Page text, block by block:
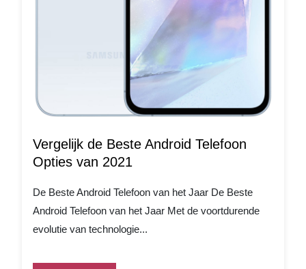
Vergelijk de Beste Android Telefoon
Opties van 2021
De Beste Android Telefoon van het Jaar De Beste
Android Telefoon van het Jaar Met de voortdurende
evolutie van technologie...